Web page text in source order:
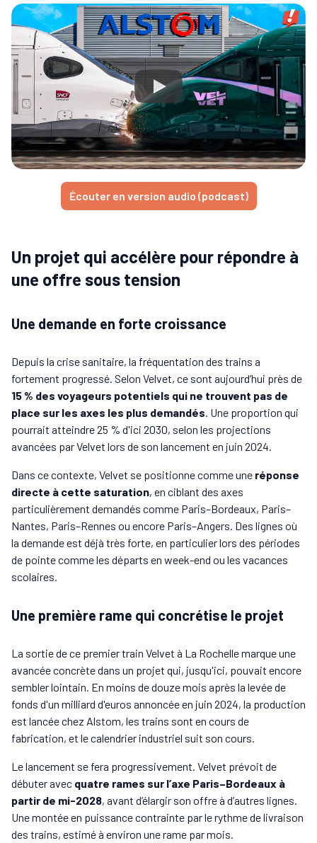
Écouter en version audio (podcast)
Un projet qui accélère pour répondre à
une offre sous tension
Une demande en forte croissance
Depuis la crise sanitaire, la fréquentation des trains a
fortement progressé. Selon Velvet, ce sont aujourd’hui près de
15 % des voyageurs potentiels qui ne trouvent pas de
place sur les axes les plus demandés. Une proportion qui
pourrait atteindre 25 % d'ici 2030, selon les projections
avancées par Velvet lors de son lancement en juin 2024.
Dans ce contexte, Velvet se positionne comme une réponse
directe à cette saturation, en ciblant des axes
particulièrement demandés comme Paris–Bordeaux, Paris–
Nantes, Paris–Rennes ou encore Paris–Angers. Des lignes où
la demande est déjà très forte, en particulier lors des périodes
de pointe comme les départs en week-end ou les vacances
scolaires.
Une première rame qui concrétise le projet
La sortie de ce premier train Velvet à La Rochelle marque une
avancée concrète dans un projet qui, jusqu'ici, pouvait encore
sembler lointain. En moins de douze mois après la levée de
fonds d'un milliard d'euros annoncée en juin 2024, la production
est lancée chez Alstom, les trains sont en cours de
fabrication, et le calendrier industriel suit son cours.
Le lancement se fera progressivement. Velvet prévoit de
débuter avec quatre rames sur l’axe Paris–Bordeaux à
partir de mi-2028, avant d’élargir son offre à d’autres lignes.
Une montée en puissance contrainte par le rythme de livraison
des trains, estimé à environ une rame par mois.